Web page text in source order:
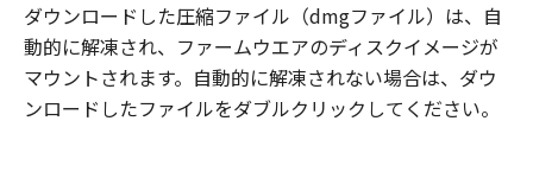
ダウンロードした圧縮ファイル（dmgファイル）は、自
動的に解凍され、ファームウエアのディスクイメージが
マウントされます。自動的に解凍されない場合は、ダウ
ンロードしたファイルをダブルクリックしてください。